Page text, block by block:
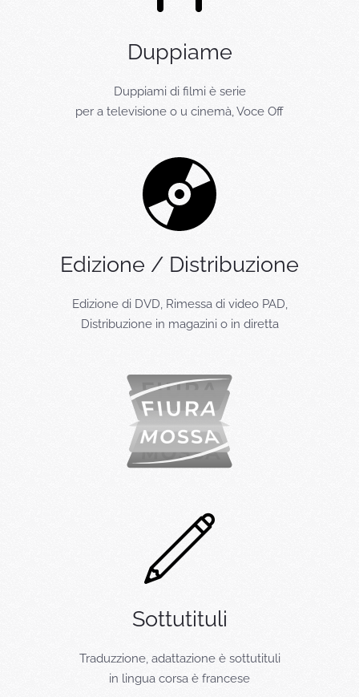
Duppiame
Duppiami di filmi è serie
per a televisione o u cinemà, Voce Off
Edizione / Distribuzione
Edizione di DVD, Rimessa di video PAD,
Distribuzione in magazini o in diretta
Sottutituli
Traduzzione, adattazione è sottutituli
in lingua corsa è francese